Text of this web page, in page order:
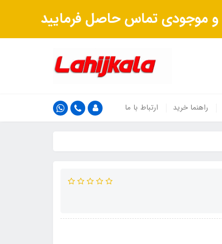
و موجودی تماس حاصل فرمایید
راهنما خرید ارتباط با ما